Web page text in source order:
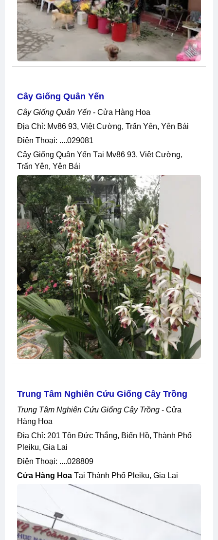
Cây Giống Quân Yến
Cây Giống Quân Yến - Cửa Hàng Hoa
Địa Chỉ: Mv86 93, Việt Cường, Trấn Yên, Yên Bái
Điện Thoại: ....029081
Cây Giống Quân Yến Tại Mv86 93, Việt Cường,
Trấn Yên, Yên Bái
Trung Tâm Nghiên Cứu Giống Cây Trồng
Trung Tâm Nghiên Cứu Giống Cây Trồng - Cửa
Hàng Hoa
Địa Chỉ: 201 Tôn Đức Thắng, Biển Hồ, Thành Phố
Pleiku, Gia Lai
Điện Thoại: ....028809
Cửa Hàng Hoa Tại Thành Phố Pleiku, Gia Lai